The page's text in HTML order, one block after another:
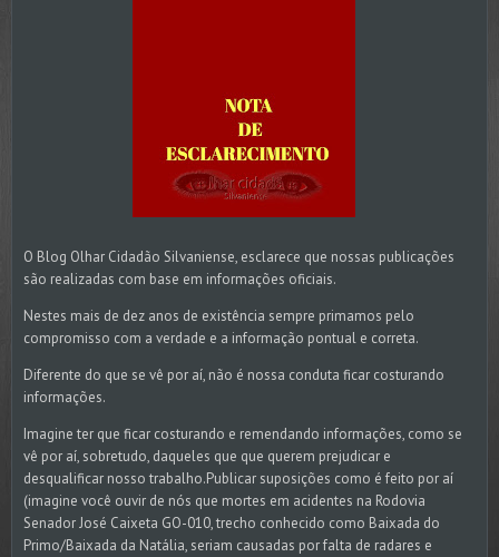
O Blog Olhar Cidadão Silvaniense, esclarece que nossas publicações
são realizadas com base em informações oficiais.
Nestes mais de dez anos de existência sempre primamos pelo
compromisso com a verdade e a informação pontual e correta.
Diferente do que se vê por aí, não é nossa conduta ficar costurando
informações.
Imagine ter que ficar costurando e remendando informações, como se
vê por aí, sobretudo, daqueles que que querem prejudicar e
desqualificar nosso trabalho.Publicar suposições como é feito por aí
(imagine você ouvir de nós que mortes em acidentes na Rodovia
Senador José Caixeta GO-010, trecho conhecido como Baixada do
Primo/Baixada da Natália, seriam causadas por falta de radares e